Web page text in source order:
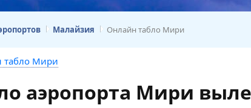
Малайзия Онлайн табло Мири
табло Мири
аэропорта Мири